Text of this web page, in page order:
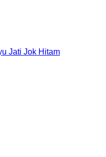
Jati Jok Hitam